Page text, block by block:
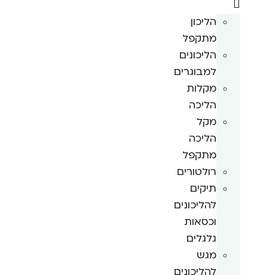
הליכון
מתקפל
הליכונים
למבוגרים
מקלות
הליכה
מקל
הליכה
מתקפל
רולטורים
תיקים
להליכונים
וכסאות
גלגלים
מגש
להליכונים